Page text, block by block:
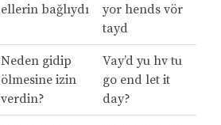
ellerin bağlıydı
yor hends vör
tayd
Neden gidip
ölmesine izin
verdin?
Vay’d yu hv tu
go end let it
day?